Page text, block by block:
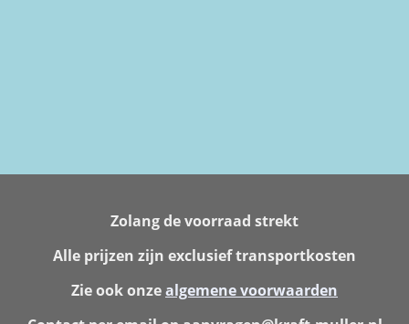
Zolang de voorraad strekt
Alle prijzen zijn exclusief transportkosten
Zie ook onzealgemene voorwaarden